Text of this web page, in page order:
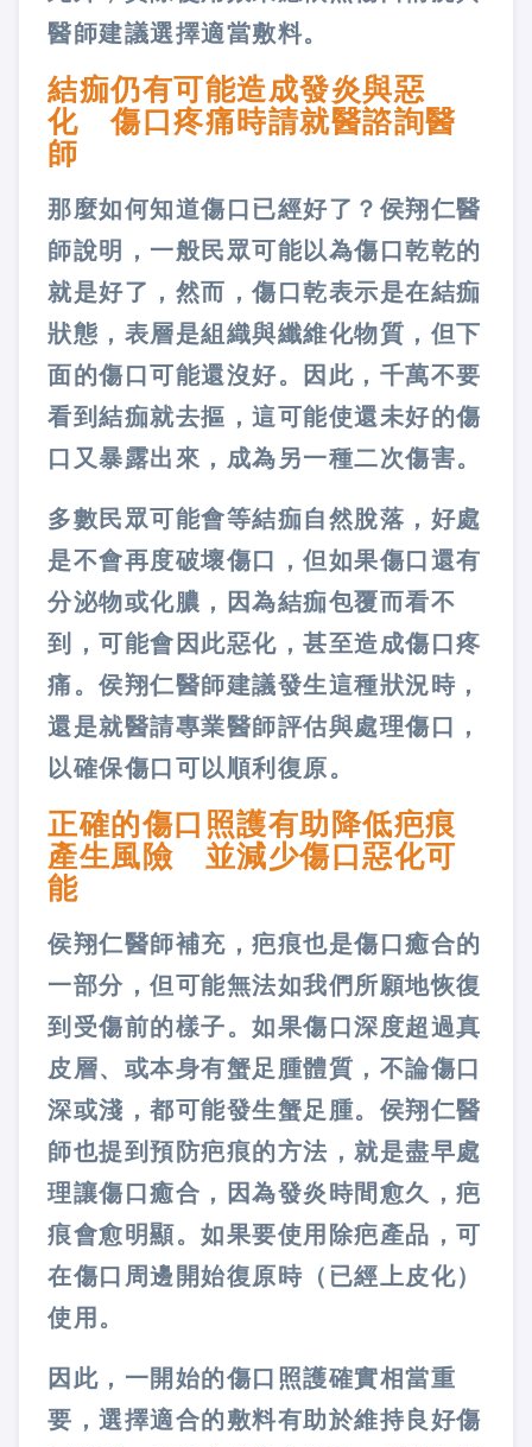
醫師建議選擇適當敷料。
結痂仍有可能造成發炎與惡
化 傷口疼痛時請就醫諮詢醫
師
那麼如何知道傷口已經好了？侯翔仁醫
師說明，一般民眾可能以為傷口乾乾的
就是好了，然而，傷口乾表示是在結痂
狀態，表層是組織與纖維化物質，但下
面的傷口可能還沒好。因此，千萬不要
看到結痂就去摳，這可能使還未好的傷
口又暴露出來，成為另一種二次傷害。
多數民眾可能會等結痂自然脫落，好處
是不會再度破壞傷口，但如果傷口還有
分泌物或化膿，因為結痂包覆而看不
到，可能會因此惡化，甚至造成傷口疼
痛。侯翔仁醫師建議發生這種狀況時，
還是就醫請專業醫師評估與處理傷口，
以確保傷口可以順利復原。
正確的傷口照護有助降低疤痕
產生風險 並減少傷口惡化可
能
侯翔仁醫師補充，疤痕也是傷口癒合的
一部分，但可能無法如我們所願地恢復
到受傷前的樣子。如果傷口深度超過真
皮層、或本身有蟹足腫體質，不論傷口
深或淺，都可能發生蟹足腫。侯翔仁醫
師也提到預防疤痕的方法，就是盡早處
理讓傷口癒合，因為發炎時間愈久，疤
痕會愈明顯。如果要使用除疤產品，可
在傷口周邊開始復原時（已經上皮化）
使用。
因此，一開始的傷口照護確實相當重
要，選擇適合的敷料有助於維持良好傷